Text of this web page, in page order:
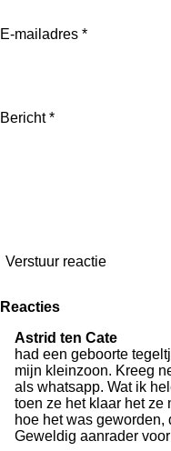
4
0
r
n n n
E-mailadres *
Bericht *
Verstuur reactie
Reacties
Astrid ten Cate
had een geboorte
mijn kleinzoon. Kreeg
als whatsapp. Wat ik
toen ze het klaar het ze
hoe het was geworden,
Geweldig aanrader